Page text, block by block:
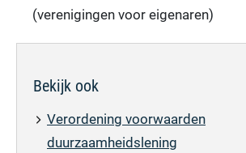
(verenigingen voor eigenaren)
Bekijk ook
Verordening voorwaarden
duurzaamheidslening